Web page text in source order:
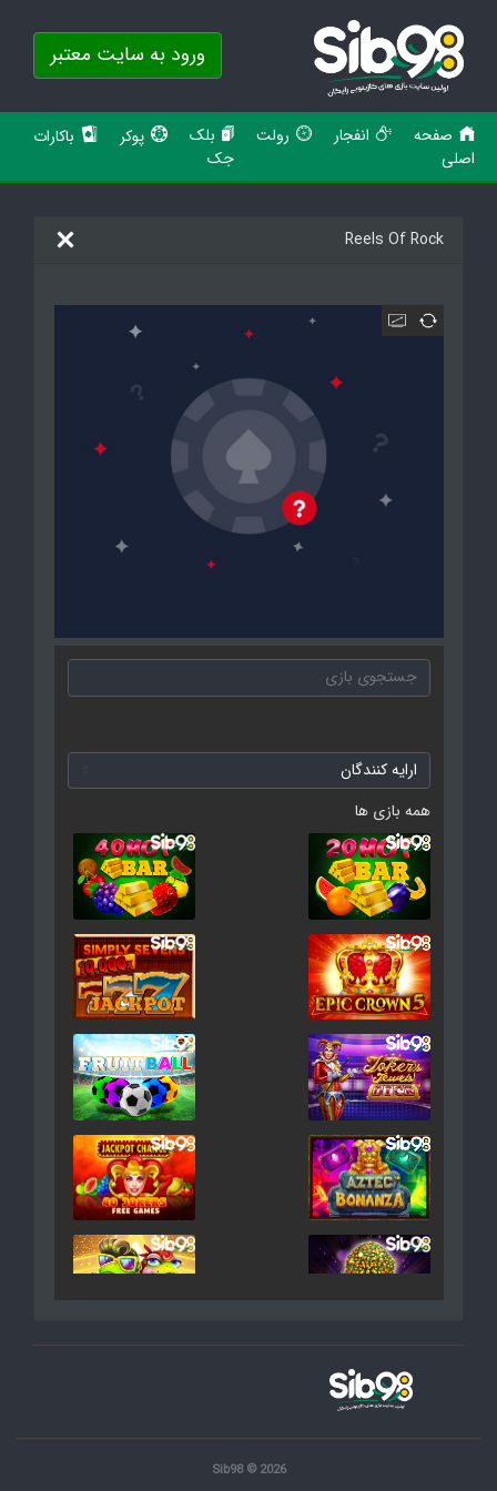
ورود به سایت معتبر
صفحه
اصلی
انفجار رولت
بلک
جک
پوکر باکارات
Reels Of Rock
همه بازی ها
Sib98 © 2026